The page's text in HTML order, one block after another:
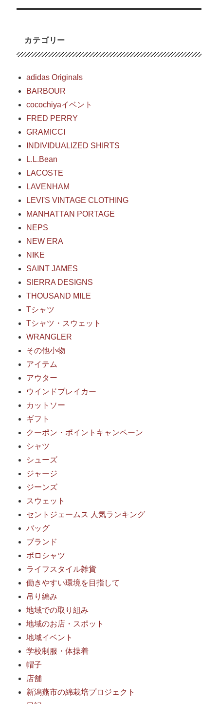
カテゴリー
adidas Originals
BARBOUR
cocochiyaイベント
FRED PERRY
GRAMICCI
INDIVIDUALIZED SHIRTS
L.L.Bean
LACOSTE
LAVENHAM
LEVI'S VINTAGE CLOTHING
MANHATTAN PORTAGE
NEPS
NEW ERA
NIKE
SAINT JAMES
SIERRA DESIGNS
THOUSAND MILE
Tシャツ
Tシャツ・スウェット
WRANGLER
その他小物
アイテム
アウター
ウインドブレイカー
カットソー
ギフト
クーポン・ポイントキャンペーン
シャツ
シューズ
ジャージ
ジーンズ
スウェット
セントジェームス 人気ランキング
バッグ
ブランド
ポロシャツ
ライフスタイル雑貨
働きやすい環境を目指して
吊り編み
地域での取り組み
地域のお店・スポット
地域イベント
学校制服・体操着
帽子
店舗
新潟燕市の綿栽培プロジェクト